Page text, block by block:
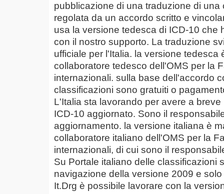
pubblicazione di una traduzione di una
regolata da un accordo scritto e
usa la versione tedesca di ICD-10 che
con il nostro supporto. La traduzione
ufficiale per l'Italia. la versione tedesca
collaboratore tedesco dell'OMS per la
internazionali. sulla base dell'accordo
classificazioni sono gratuiti o
L'Italia sta lavorando per avere a
ICD-10 aggiornato. Sono il
aggiornamento. la versione italiana è
collaboratore italiano dell'OMS per la
internazionali, di cui sono il
Su Portale italiano delle classificazioni
navigazione della versione 2009 e
It.Drg è possibile lavorare con la